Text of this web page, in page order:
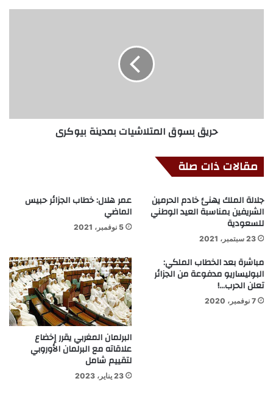
حريق بسوق المتلاشيات بمدينة بيوكرى
مقالات ذات صلة
جلالة الملك يهنئ خادم الحرمين
الشريفين بمناسبة العيد الوطني
للسعودية
23 سبتمبر، 2021
عمر هلال: خطاب الجزائر حبيس
الماضي
5 نوفمبر، 2021
مباشرة بعد الخطاب الملكي:
البوليساريو مدفوعة من الجزائر
تعلن الحرب…!
7 نوفمبر، 2020
البرلمان المغربي يقرر إخضاع
علاقاته مع البرلمان الأوروبي
لتقييم شامل
23 يناير، 2023